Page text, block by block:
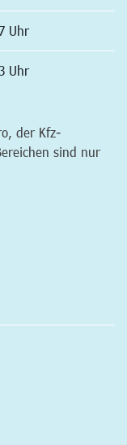
Uhr
Uhr
der Kfz-
sind nur